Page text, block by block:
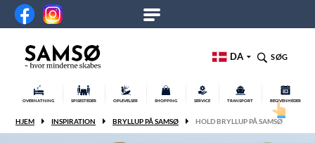
DA SØG
OVERNATNING SPISESTEDER OPLEVELSER SHOPPING SERVICE TRANSPORT BEGIVENHEDER
HJEM INSPIRATION BRYLLUP PÅ SAMSØ HOLD BRYLLUP PÅ SAMSØ